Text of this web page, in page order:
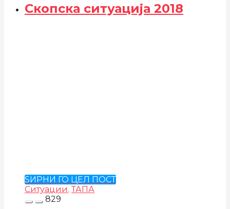
Скопска ситуација 2018
ЅИРНИ ГО ЦЕЛ ПОСТ
Ситуации, ТАПА
829